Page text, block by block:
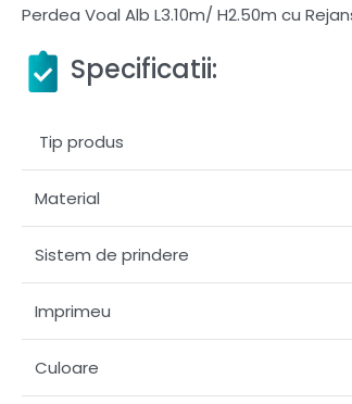
Perdea Voal Alb L3.10m/ H2.50m cu
Specificatii:
Tip produs
Material
Sistem de prindere
Imprimeu
Culoare